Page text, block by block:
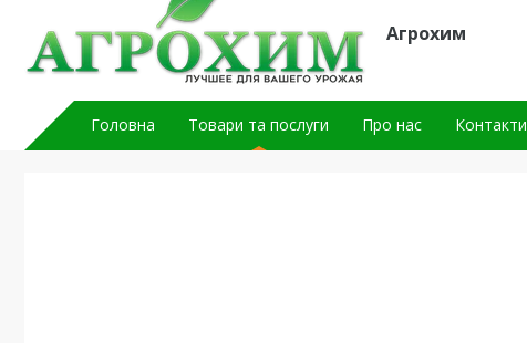
Агрохим
Головна Товари та послуги Про нас Контакти